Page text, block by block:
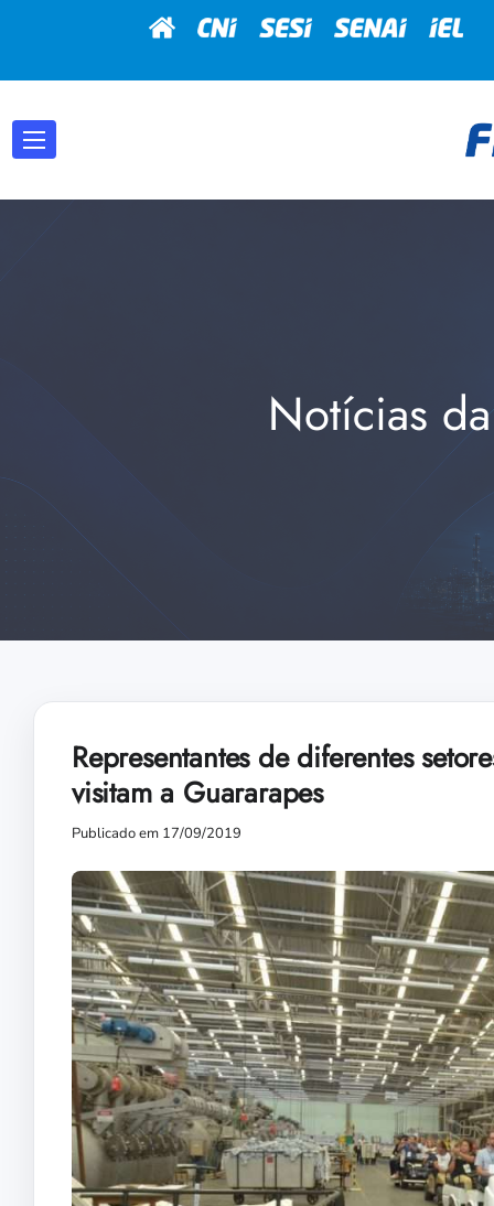
Notícias
Representantes de diferentes
visitam a Guararapes
Publicado em 17/09/2019